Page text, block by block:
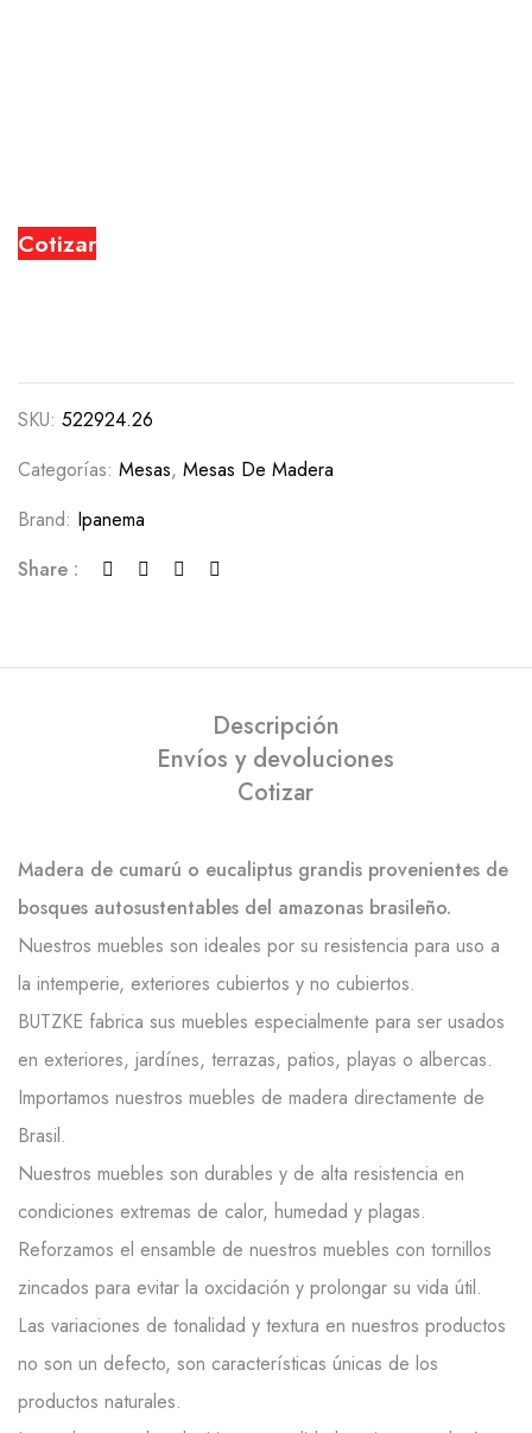
Cotizar
SKU: 522924.26
Categorías: Mesas, Mesas De Madera
Brand: Ipanema
Share :
Descripción
Envíos y devoluciones
Cotizar
Madera de cumarú o eucaliptus grandis provenientes de
bosques autosustentables del amazonas brasileño.
Nuestros muebles son ideales por su resistencia para uso a
la intemperie, exteriores cubiertos y no cubiertos.
BUTZKE fabrica sus muebles especialmente para ser usados
en exteriores, jardínes, terrazas, patios, playas o albercas.
Importamos nuestros muebles de madera directamente de
Brasil.
Nuestros muebles son durables y de alta resistencia en
condiciones extremas de calor, humedad y plagas.
Reforzamos el ensamble de nuestros muebles con tornillos
zincados para evitar la oxcidación y prolongar su vida útil.
Las variaciones de tonalidad y textura en nuestros productos
no son un defecto, son características únicas de los
productos naturales.